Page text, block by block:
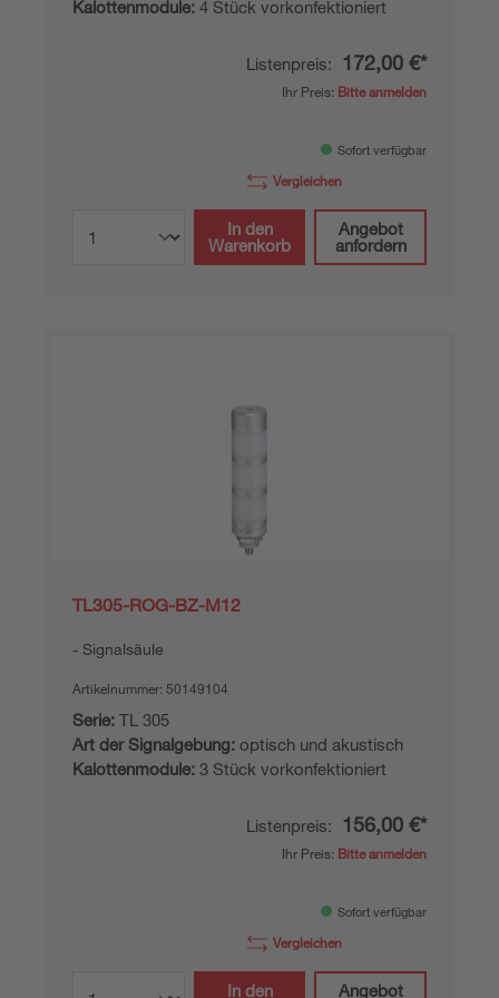
Kalottenmodule: 4 Stück vorkonfektioniert
Listenpreis: 172,00 €*
Ihr Preis: Bitte anmelden
Sofort verfügbar
Vergleichen
In den
Warenkorb
Angebot
anfordern
TL305-ROG-BZ-M12
Signalsäule
Artikelnummer: 50149104
Serie: TL 305
Art der Signalgebung: optisch und akustisch
Kalottenmodule: 3 Stück vorkonfektioniert
Listenpreis: 156,00 €*
Ihr Preis: Bitte anmelden
Sofort verfügbar
Vergleichen
In den
Angebot